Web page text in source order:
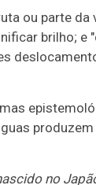
ou parte
brilho; e
no